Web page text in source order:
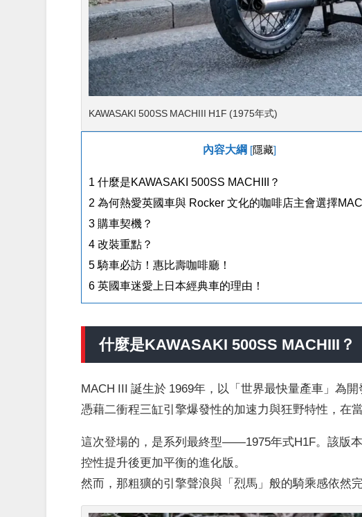
KAWASAKI 500SS MACHIII H1F (1975年式)
內容大綱 隱藏
1 什麼是KAWASAKI 500SS MACHIII？
2 為何熱愛英國車與 Rocker 文化的咖啡店主會選擇
3 購車契機？
4 改裝重點？
5 騎車必訪！惠比壽咖啡廳！
6 英國車迷愛上日本經典車的理由！
什麼是KAWASAKI 500SS MACHIII？
MACH III 誕生於 1969年，以「世界最快量產車」為開
憑藉二衝程三缸引擎爆發性的加速力與狂野特性，在
這次登場的，是系列最終型——1975年式H1F。該版
控性提升後更加平衡的進化版。
然而，那粗獷的引擎聲浪與「烈馬」般的騎乘感依然